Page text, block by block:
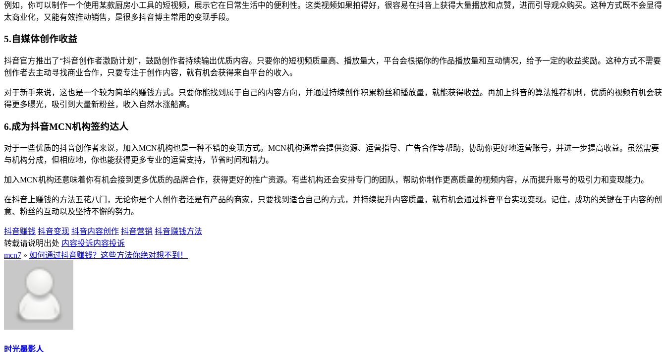
例如，你可以制作一个使用某款厨房小工具的短视频，展示它在日常生活中的便利性。这类视频如果拍得好，很容易在抖音上获得大量播放和点赞，进而引导观众购买。这种方式既不会显得
太商业化，又能有效推动销售，是很多抖音博主常用的变现手段。
5.自媒体创作收益
抖音官方推出了“抖音创作者激励计划”，鼓励创作者持续输出优质内容。只要你的短视频质量高、播放量大，平台会根据你的作品播放量和互动情况，给予一定的收益奖励。这种方式不需要
创作者去主动寻找商业合作，只要专注于创作内容，就有机会获得来自平台的收入。
对于新手来说，这也是一个较为简单的赚钱方式。只要你能找到属于自己的内容方向，并通过持续创作积累粉丝和播放量，就能获得收益。再加上抖音的算法推荐机制，优质的视频有机会获
得更多曝光，吸引到大量新粉丝，收入自然水涨船高。
6.成为抖音MCN机构签约达人
对于一些优质的抖音创作者来说，加入MCN机构也是一种不错的变现方式。MCN机构通常会提供资源、运营指导、广告合作等帮助，协助你更好地运营账号，并进一步提高收益。虽然需要
与机构分成，但相应地，你也能获得更多专业的运营支持，节省时间和精力。
加入MCN机构还意味着你有机会接到更多优质的品牌合作，获得更好的推广资源。有些机构还会安排专门的团队，帮助你制作更高质量的视频内容，从而提升账号的吸引力和变现能力。
在抖音上赚钱的方法五花八门，无论你是个人创作者还是有产品的商家，只要找到适合自己的方式，并持续提升内容质量，就有机会通过抖音平台实现变现。记住，成功的关键在于内容的创
意、粉丝的互动以及坚持不懈的努力。
抖音赚钱 抖音变现 抖音内容创作 抖音营销 抖音赚钱方法
转载请说明出处 内容投诉内容投诉
mcn7 » 如何通过抖音赚钱？这些方法你绝对想不到！
时光墨影人